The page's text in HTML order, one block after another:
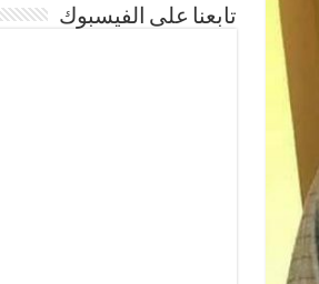
تابعنا على الفيسبوك